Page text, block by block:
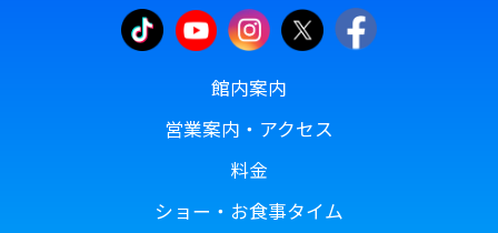
館内案内
営業案内・アクセス
料金
ショー・お食事タイム